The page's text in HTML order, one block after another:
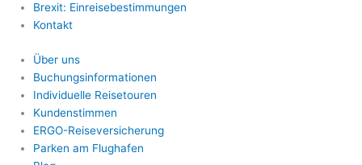
Brexit: Einreisebestimmungen
Kontakt
Über uns
Buchungsinformationen
Individuelle Reisetouren
Kundenstimmen
ERGO-Reiseversicherung
Parken am Flughafen